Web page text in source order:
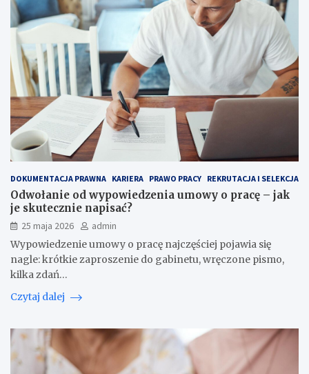
DOKUMENTACJA PRAWNA KARIERA PRAWO PRACY REKRUTACJA I SELEKCJA
Odwołanie od wypowiedzenia umowy o pracę – jak
je skutecznie napisać?
25 maja 2026
admin
Wypowiedzenie umowy o pracę najczęściej pojawia się
nagle: krótkie zaproszenie do gabinetu, wręczone pismo,
kilka zdań…
Czytaj dalej